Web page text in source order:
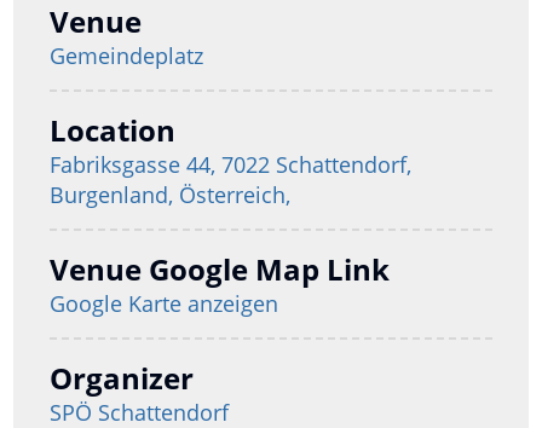
Venue
Gemeindeplatz
Location
Fabriksgasse 44, 7022 Schattendorf,
Burgenland, Österreich,
Venue Google Map Link
Google Karte anzeigen
Organizer
SPÖ Schattendorf